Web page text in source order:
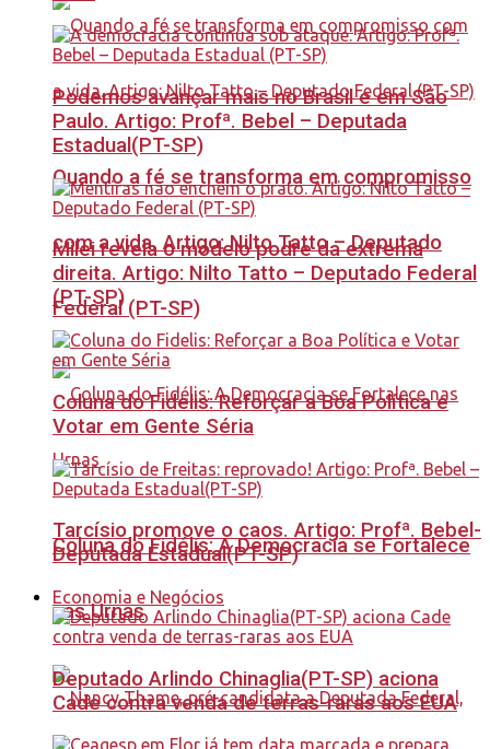
Quando a fé se transforma em compromisso
com a vida. Artigo: Nilto Tatto – Deputado
Federal (PT-SP)
Coluna do Fidélis: A Democracia se Fortalece
nas Urnas
Podemos avançar mais no Brasil e em São
Paulo. Artigo: Profª. Bebel – Deputada
Estadual(PT-SP)
Milei revela o modelo podre da extrema
direita. Artigo: Nilto Tatto – Deputado Federal
(PT-SP)
Coluna do Fidelis: Reforçar a Boa Política e
Votar em Gente Séria
Tarcísio promove o caos. Artigo: Profª. Bebel-
Deputada Estadual(PT-SP)
Economia e Negócios
Deputado Arlindo Chinaglia(PT-SP) aciona
Cade contra venda de terras-raras aos EUA